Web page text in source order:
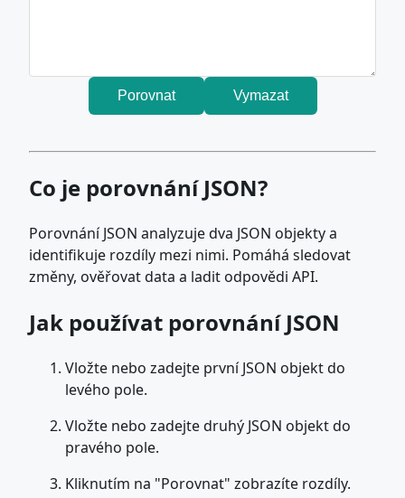
Porovnat Vymazat
Co je porovnání JSON?
Porovnání JSON analyzuje dva JSON objekty a
identifikuje rozdíly mezi nimi. Pomáhá sledovat
změny, ověřovat data a ladit odpovědi API.
Jak používat porovnání JSON
Vložte nebo zadejte první JSON objekt do
levého pole.
Vložte nebo zadejte druhý JSON objekt do
pravého pole.
Kliknutím na "Porovnat" zobrazíte rozdíly.